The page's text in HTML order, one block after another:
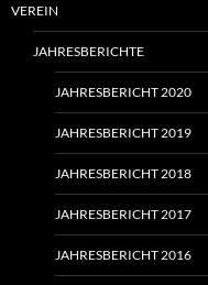
VEREIN
JAHRESBERICHTE
JAHRESBERICHT 2020
JAHRESBERICHT 2019
JAHRESBERICHT 2018
JAHRESBERICHT 2017
JAHRESBERICHT 2016